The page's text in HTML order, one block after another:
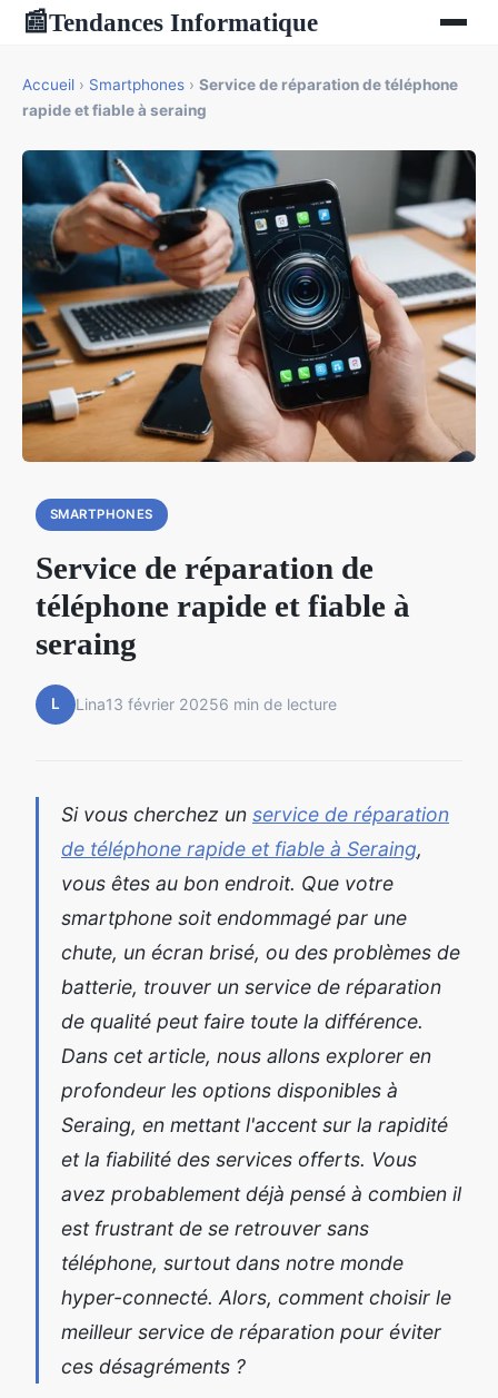
📰Tendances Informatique
Accueil › Smartphones › Service de réparation de téléphone
rapide et fiable à seraing
SMARTPHONES
Service de réparation de
téléphone rapide et fiable à
seraing
L Lina13 février 20256 min de lecture
Si vous cherchez un service de réparation
de téléphone rapide et fiable à Seraing,
vous êtes au bon endroit. Que votre
smartphone soit endommagé par une
chute, un écran brisé, ou des problèmes de
batterie, trouver un service de réparation
de qualité peut faire toute la différence.
Dans cet article, nous allons explorer en
profondeur les options disponibles à
Seraing, en mettant l'accent sur la rapidité
et la fiabilité des services offerts. Vous
avez probablement déjà pensé à combien il
est frustrant de se retrouver sans
téléphone, surtout dans notre monde
hyper-connecté. Alors, comment choisir le
meilleur service de réparation pour éviter
ces désagréments ?